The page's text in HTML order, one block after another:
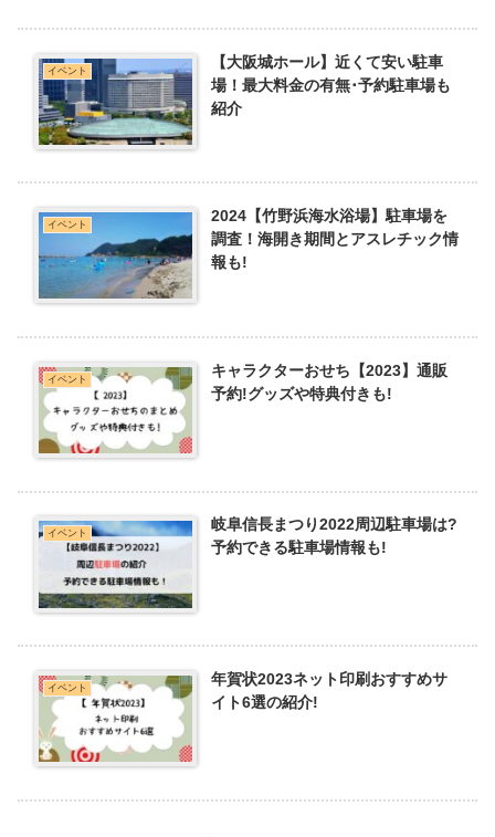
イベント
【大阪城ホール】近くて安い駐車
場！最大料金の有無･予約駐車場も
紹介
イベント
2024【竹野浜海水浴場】駐車場を
調査！海開き期間とアスレチック情
報も!
イベント
キャラクターおせち【2023】通販
予約!グッズや特典付きも!
イベント
岐阜信長まつり2022周辺駐車場は?
予約できる駐車場情報も!
イベント
年賀状2023ネット印刷おすすめサ
イト6選の紹介!